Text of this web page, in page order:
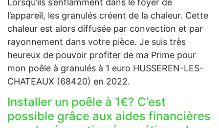
Lorsqu’ils s’enflamment dans le foyer de
l’appareil, les granulés créent de la chaleur. Cette
chaleur est alors diffusée par convection et par
rayonnement dans votre pièce. Je suis très
heureux de pouvoir profiter de ma Prime pour
mon poêle à granulés à 1 euro HUSSEREN-LES-
CHATEAUX (68420) en 2022.
Installer un poêle à 1€? C’est
possible grâce aux aides financières